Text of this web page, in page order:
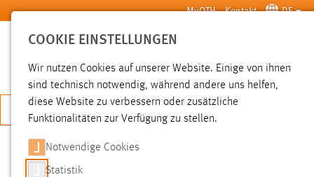
Zum Hauptinhalt springen MyOTH Kontakt DE
SUCHE
JETZT BEWERBEN
SUCHE
COOKIE EINSTELLUNGEN
Wir nutzen Cookies auf unserer Website. Einige von ihnen
sind technisch notwendig, während andere uns helfen,
diese Website zu verbessern oder zusätzliche
Funktionalitäten zur Verfügung zu stellen.
Notwendige Cookies
Statistik